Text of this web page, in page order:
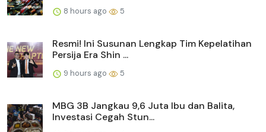
8 hours ago 5
Resmi! Ini Susunan Lengkap Tim Kepelatihan
Persija Era Shin ...
9 hours ago 5
MBG 3B Jangkau 9,6 Juta Ibu dan Balita,
Investasi Cegah Stun...